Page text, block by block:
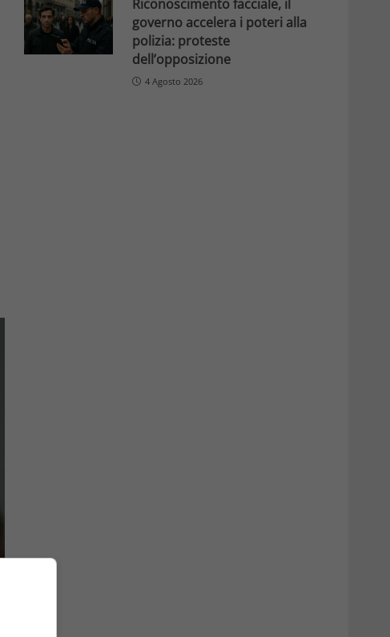
Riconoscimento facciale, il
governo accelera i poteri alla
polizia: proteste
dell’opposizione
4 Agosto 2026